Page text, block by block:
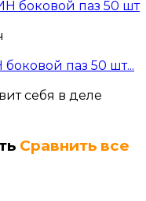
паз 50 шт...
себя в деле
Сравнить все